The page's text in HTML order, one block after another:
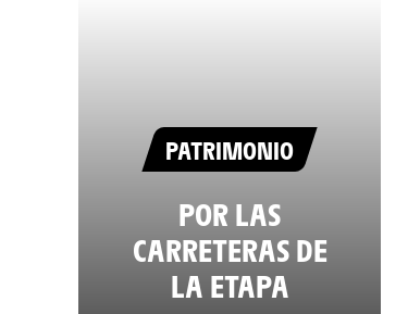
PATRIMONIO
POR LAS
CARRETERAS DE
LA ETAPA